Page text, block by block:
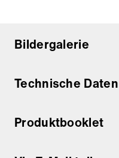
Bildergalerie
Technische Daten
Produktbooklet